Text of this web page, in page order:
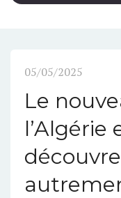
05/05/2025
Le
l’Algérie